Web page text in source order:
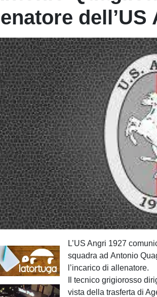
dell’US
L’US Angri 1927
squadra ad Antonio
l’incarico di allenatore.
Il tecnico grigiorosso
vista della trasferta di